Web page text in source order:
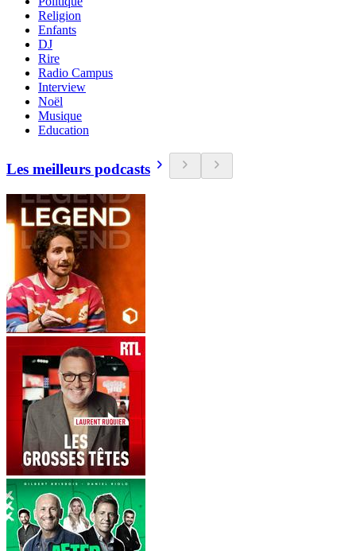
Religion
Enfants
DJ
Rire
Radio Campus
Interview
Noël
Musique
Education
Les meilleurs podcasts